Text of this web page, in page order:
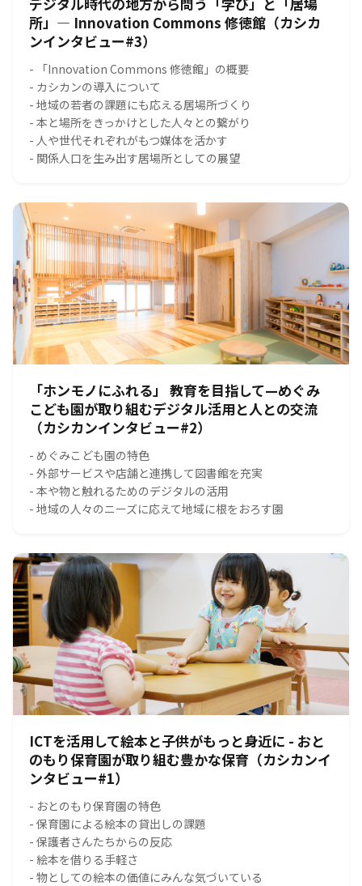
所」― Innovation Commons 修徳館（カシカ
ンインタビュー#3）
- 「Innovation Commons 修徳館」の概要
- カシカンの導入について
- 地域の若者の課題にも応える居場所づくり
- 本と場所をきっかけとした人々との繋がり
- 人や世代それぞれがもつ媒体を活かす
- 関係人口を生み出す居場所としての展望
「ホンモノにふれる」 教育を目指して—めぐみ
こども園が取り組むデジタル活用と人との交流
（カシカンインタビュー#2）
- めぐみこども園の特色
- 外部サービスや店舗と連携して図書館を充実
- 本や物と触れるためのデジタルの活用
- 地域の人々のニーズに応えて地域に根をおろす園
ICTを活用して絵本と子供がもっと身近に - おと
のもり保育園が取り組む豊かな保育（カシカンイ
ンタビュー#1）
- おとのもり保育園の特色
- 保育園による絵本の貸出しの課題
- 保護者さんたちからの反応
- 絵本を借りる手軽さ
- 物としての絵本の価値にみんな気づいている